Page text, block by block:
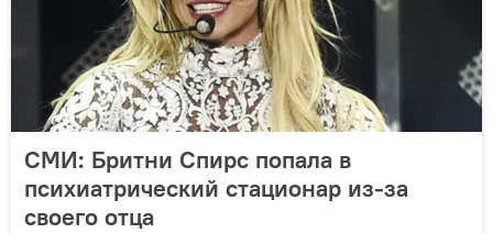
СМИ: Бритни Спирс попала в
психиатрический стационар из-за
своего отца